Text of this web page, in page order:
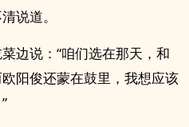
说道。
边说：“咱们选在那天，和
阳俊还蒙在鼓里，我想应该